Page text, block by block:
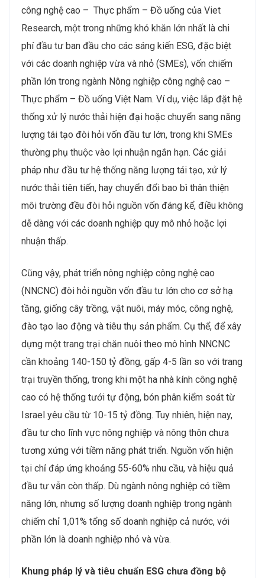
công nghệ cao – Thực phẩm – Đồ uống của Viet
Research, một trong những khó khăn lớn nhất là chi
phí đầu tư ban đầu cho các sáng kiến ESG, đặc biệt
với các doanh nghiệp vừa và nhỏ (SMEs), vốn chiếm
phần lớn trong ngành Nông nghiệp công nghệ cao –
Thực phẩm – Đồ uống Việt Nam. Ví dụ, việc lắp đặt hệ
thống xử lý nước thải hiện đại hoặc chuyển sang năng
lượng tái tạo đòi hỏi vốn đầu tư lớn, trong khi SMEs
thường phụ thuộc vào lợi nhuận ngắn hạn. Các giải
pháp như đầu tư hệ thống năng lượng tái tạo, xử lý
nước thải tiên tiến, hay chuyển đổi bao bì thân thiện
môi trường đều đòi hỏi nguồn vốn đáng kể, điều không
dễ dàng với các doanh nghiệp quy mô nhỏ hoặc lợi
nhuận thấp.
Cũng vậy, phát triển nông nghiệp công nghệ cao
(NNCNC) đòi hỏi nguồn vốn đầu tư lớn cho cơ sở hạ
tầng, giống cây trồng, vật nuôi, máy móc, công nghệ,
đào tạo lao động và tiêu thụ sản phẩm. Cụ thể, để xây
dựng một trang trại chăn nuôi theo mô hình NNCNC
cần khoảng 140-150 tỷ đồng, gấp 4-5 lần so với trang
trại truyền thống, trong khi một ha nhà kính công nghệ
cao có hệ thống tưới tự động, bón phân kiểm soát từ
Israel yêu cầu từ 10-15 tỷ đồng. Tuy nhiên, hiện nay,
đầu tư cho lĩnh vực nông nghiệp và nông thôn chưa
tương xứng với tiềm năng phát triển. Nguồn vốn hiện
tại chỉ đáp ứng khoảng 55-60% nhu cầu, và hiệu quả
đầu tư vẫn còn thấp. Dù ngành nông nghiệp có tiềm
năng lớn, nhưng số lượng doanh nghiệp trong ngành
chiếm chỉ 1,01% tổng số doanh nghiệp cả nước, với
phần lớn là doanh nghiệp nhỏ và vừa.
Khung pháp lý và tiêu chuẩn ESG chưa đồng bộ